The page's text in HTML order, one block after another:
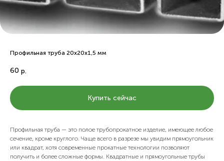
Профильная труба 20х20х1,5 мм
60 р.
Купить сейчас
Профильная труба — это полое трубопрокатное изделие, имеющее любое
сечение, кроме круглого. Чаще всего в разрезе мы увидим прямоугольник
или квадрат, хотя современные прокатные технологии позволяют
получить и более сложные формы. Квадратные и прямоугольные трубы